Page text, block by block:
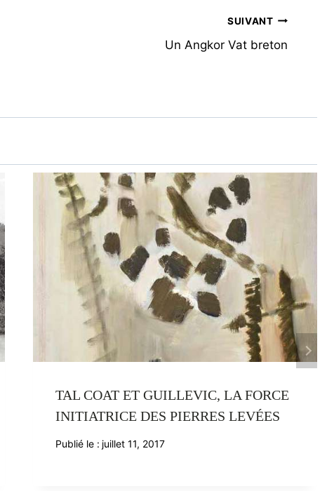
SUIVANT
Un Angkor Vat breton
TAL COAT ET GUILLEVIC, LA FORCE
INITIATRICE DES PIERRES LEVÉES
Publié le : juillet 11, 2017